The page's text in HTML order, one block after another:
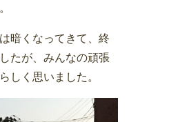
暗くなってきて、終
たが、みんなの頑張
しく思いました。